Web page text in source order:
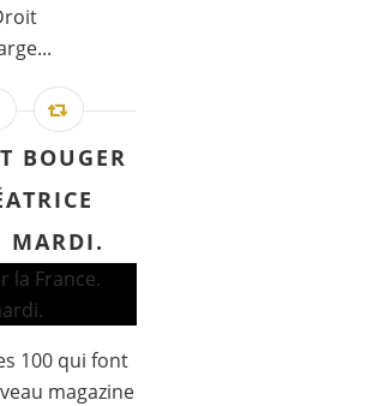
BOUGER
MARDI.
100 qui font
magazine